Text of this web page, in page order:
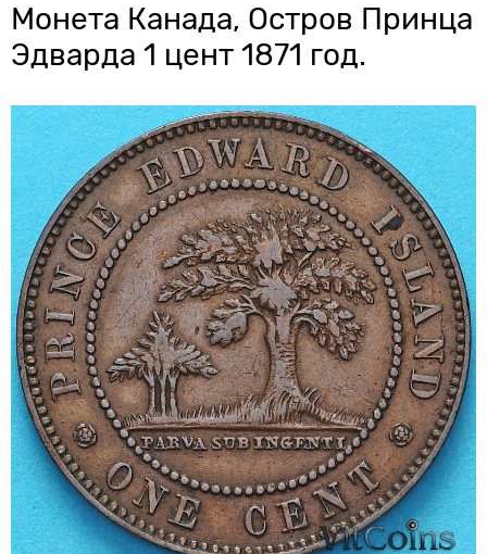
Монета Канада, Остров Принца
Эдварда 1 цент 1871 год.